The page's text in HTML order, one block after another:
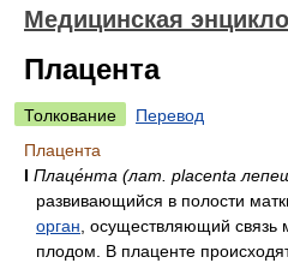
Медицинская
Плацента
Толкование
Перевод
Плацента
I Плаце́нта (лат. placenta
развивающийся в полости
орган , осуществляющий
плодом. В плаценте